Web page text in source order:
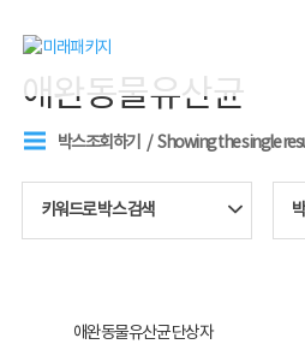
애완동물유산균
박스조회하기 Showing the single
키워드로 박스 검색
애완동물유산균 단상자